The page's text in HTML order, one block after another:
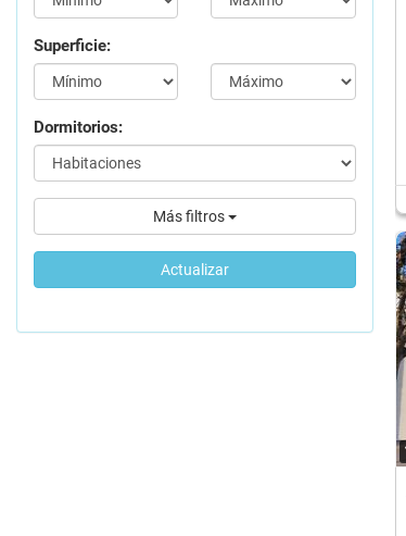
Superficie:
Dormitorios:
Más filtros
Actualizar